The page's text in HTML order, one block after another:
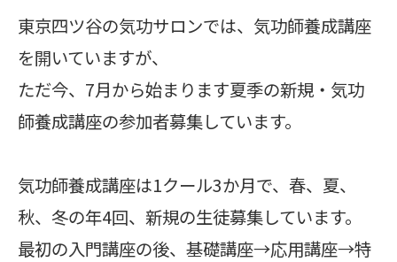
東京四ツ谷の気功サロンでは、気功師養成講座
を開いていますが、
ただ今、7月から始まります夏季の新規・気功
師養成講座の参加者募集しています。
気功師養成講座は1クール3か月で、春、夏、
秋、冬の年4回、新規の生徒募集しています。
最初の入門講座の後、基礎講座→応用講座→特